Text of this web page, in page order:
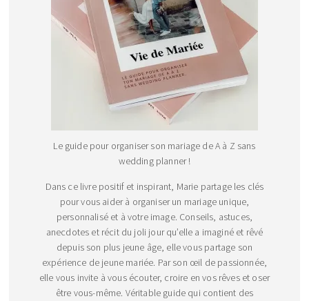
Le guide pour organiser son mariage de A à Z sans
wedding planner !
Dans ce livre positif et inspirant, Marie partage les clés
pour vous aider à organiser un mariage unique,
personnalisé et à votre image. Conseils, astuces,
anecdotes et récit du joli jour qu’elle a imaginé et rêvé
depuis son plus jeune âge, elle vous partage son
expérience de jeune mariée. Par son œil de passionnée,
elle vous invite à vous écouter, croire en vos rêves et oser
être vous-même. Véritable guide qui contient des